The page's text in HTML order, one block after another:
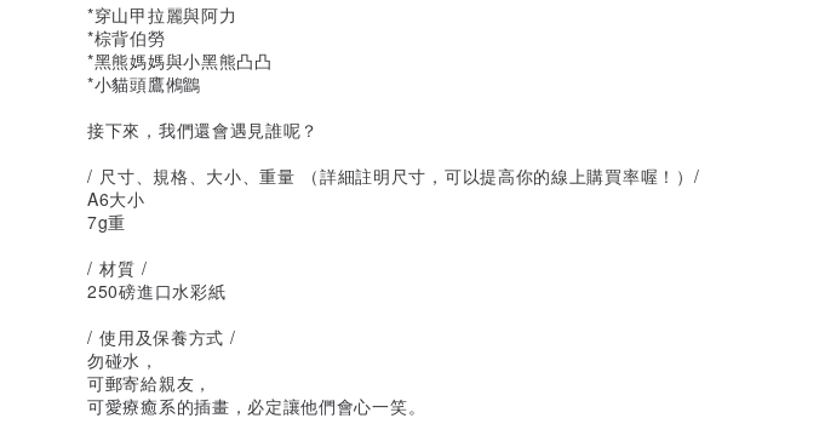
*穿山甲拉麗與阿力
*棕背伯勞
*黑熊媽媽與小黑熊凸凸
*小貓頭鷹鵂鶹
接下來，我們還會遇見誰呢？
/ 尺寸、規格、大小、重量 （詳細註明尺寸，可以提高你的線上購買率喔！）/
A6大小
7g重
/ 材質 /
250磅進口水彩紙
/ 使用及保養方式 /
勿碰水，
可郵寄給親友，
可愛療癒系的插畫，必定讓他們會心一笑。